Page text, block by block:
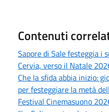
Contenuti
Sapore di Sale festeggia i
Cervia, verso il Natale
Che la sfida abbia inizio:
per festeggiare la metà
Festival Cinemasuono